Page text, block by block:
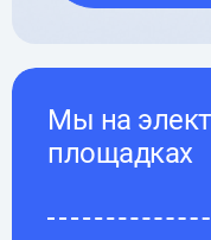
Мы на
площадках